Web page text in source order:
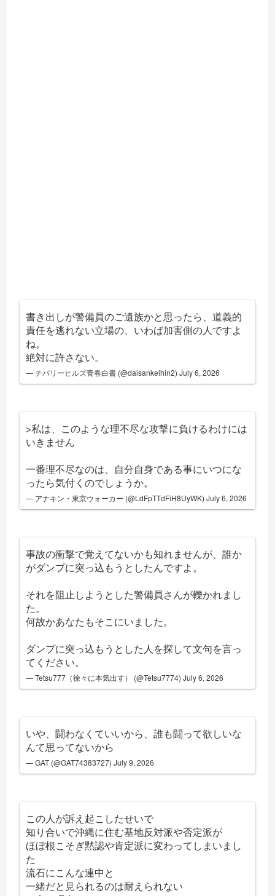
書き出しが警備員のご遺族かと思ったら、道義的
責任を逃れない立場の、いわば加害側の人ですよ
ね。
絶対に許さない。
— ️チバリーヒルズ青春白書 (@daisankeihin2)July 6, 2026
>私は、このような理不尽な攻撃に負けるわけには
いきません
一番理不尽なのは、自分自身である事にいつにな
ったら気付くのでしょうか。
— アナキン・東京ウォーカー (@LdFpTTdFiH8UyWK)July 6, 2026
事故の衝撃で覚えてないかも知れませんが、誰か
がダンプに突っ込もうとしたんですよ。
それを阻止しようとした警備員さんが轢かれまし
た。
何故かあなたもそこにいました。
ダンプに突っ込もうとした人を探して文句を言っ
てください。
— Tetsu777（徐々に本気出す） (@Tetsu7774)July 6, 2026
いや、闘わなくていいから、誰も闘って欲しいな
んて思ってないから
— GAT (@GAT74383727)July 9, 2026
この人が訴え起こしたせいで
知り合いで沖縄に住む基地反対派や否定派が
ほぼ根こそぎ黙認や肯定派に変わってしまいまし
た
流石にこんな連中と
一緒だと見られるのは耐えられない